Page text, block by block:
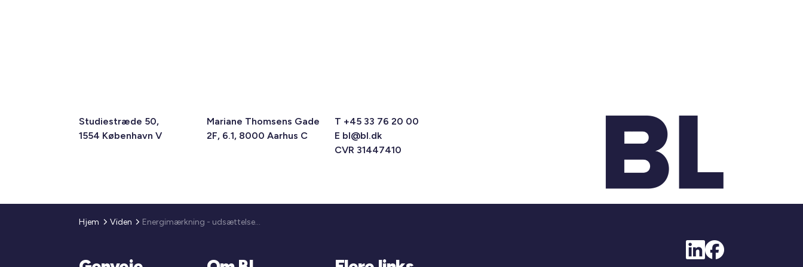
Studiestræde 50,
1554 København V
Mariane Thomsens Gade
2F, 6.1, 8000 Aarhus C
T +45 33 76 20 00
E bl@bl.dk
CVR 31447410
Hjem Viden Energimærkning - udsættelse af frister